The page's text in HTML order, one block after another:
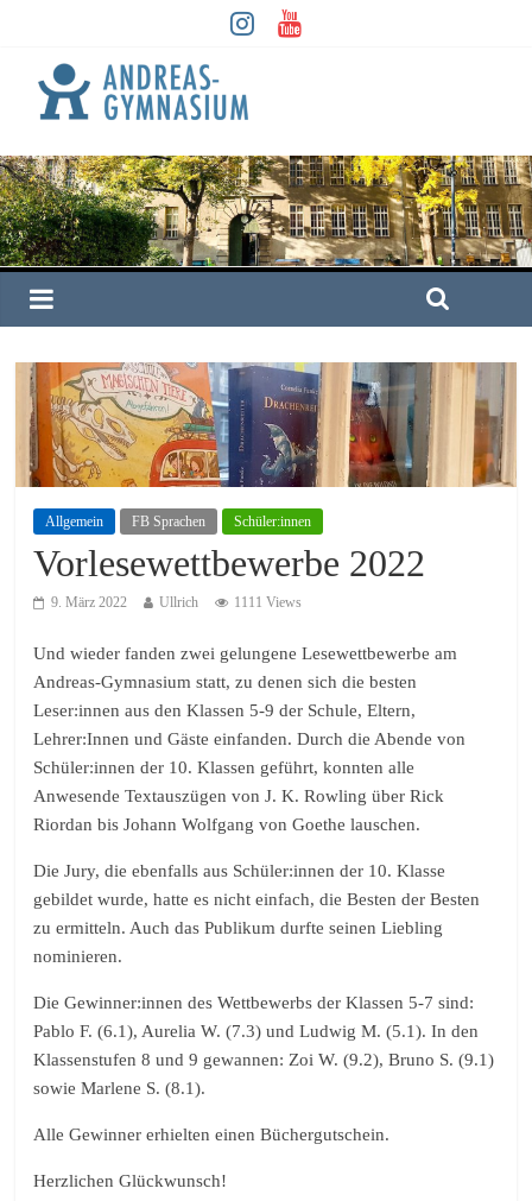
Allgemein FB Sprachen Schüler:innen
Vorlesewettbewerbe 2022
9. März 2022 Ullrich 1111 Views
Und wieder fanden zwei gelungene Lesewettbewerbe am
Andreas-Gymnasium statt, zu denen sich die besten
Leser:innen aus den Klassen 5-9 der Schule, Eltern,
Lehrer:Innen und Gäste einfanden. Durch die Abende von
Schüler:innen der 10. Klassen geführt, konnten alle
Anwesende Textauszügen von J. K. Rowling über Rick
Riordan bis Johann Wolfgang von Goethe lauschen.
Die Jury, die ebenfalls aus Schüler:innen der 10. Klasse
gebildet wurde, hatte es nicht einfach, die Besten der Besten
zu ermitteln. Auch das Publikum durfte seinen Liebling
nominieren.
Die Gewinner:innen des Wettbewerbs der Klassen 5-7 sind:
Pablo F. (6.1), Aurelia W. (7.3) und Ludwig M. (5.1). In den
Klassenstufen 8 und 9 gewannen: Zoi W. (9.2), Bruno S. (9.1)
sowie Marlene S. (8.1).
Alle Gewinner erhielten einen Büchergutschein.
Herzlichen Glückwunsch!